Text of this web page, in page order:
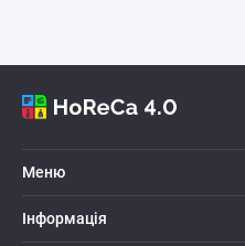
Меню
Iнформацiя